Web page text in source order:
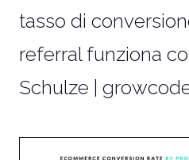
tasso di
referral funziona
Schulze |